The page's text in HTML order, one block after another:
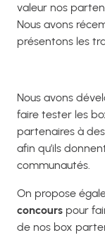
valeur nos
Nous avons
présentons les
Nous avons
faire tester les
partenaires à
afin qu’ils
communautés.
On propose
concours pour
de nos box